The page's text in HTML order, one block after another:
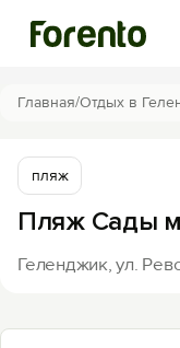
Войти
Избранное
История
Главная/Отдых в
пляж
Пляж Сады
Геленджик, ул.